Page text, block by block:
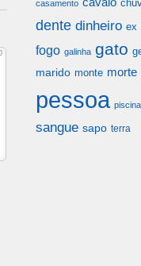
casamento
dente dinheiro ex
fogo galinha gato
marido monte morte
pessoa piscina
sangue sapo terra